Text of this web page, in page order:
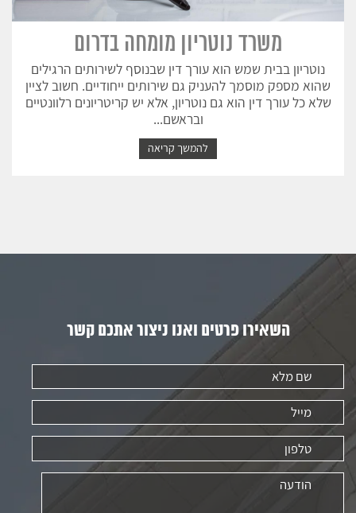
משרד נוטריון מומחה בדרום
נוטריון בבית שמש הוא עורך דין שבנוסף לשירותים הרגילים
שהוא מספק מוסמך להעניק גם שירותים ייחודיים. חשוב לציין
שלא כל עורך דין הוא גם נוטריון, אלא יש קריטריונים רלוונטיים
ובראשם...
להמשך קריאה
השאירו פרטים ואנו ניצור אתכם קשר